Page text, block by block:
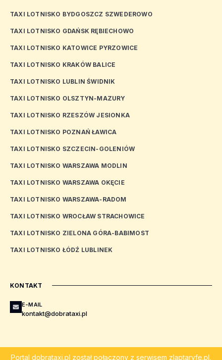
TAXI LOTNISKO BYDGOSZCZ SZWEDEROWO
TAXI LOTNISKO GDAŃSK RĘBIECHOWO
TAXI LOTNISKO KATOWICE PYRZOWICE
TAXI LOTNISKO KRAKÓW BALICE
TAXI LOTNISKO LUBLIN ŚWIDNIK
TAXI LOTNISKO OLSZTYN-MAZURY
TAXI LOTNISKO RZESZÓW JESIONKA
TAXI LOTNISKO POZNAŃ ŁAWICA
TAXI LOTNISKO SZCZECIN-GOLENIÓW
TAXI LOTNISKO WARSZAWA MODLIN
TAXI LOTNISKO WARSZAWA OKĘCIE
TAXI LOTNISKO WARSZAWA-RADOM
TAXI LOTNISKO WROCŁAW STRACHOWICE
TAXI LOTNISKO ZIELONA GÓRA-BABIMOST
TAXI LOTNISKO ŁÓDŹ LUBLINEK
KONTAKT
E-MAIL
kontakt@dobrataxi.pl
Portal dobrataxi.pl został połączony z serwisem zlaptaryfe.pl.